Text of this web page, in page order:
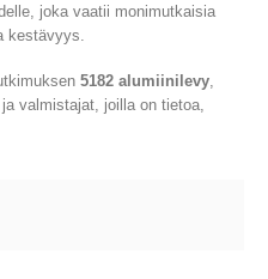
joka vaatii monimutkaisia
kestävyys.
5182 alumiinilevy,
valmistajat, joilla on tietoa,